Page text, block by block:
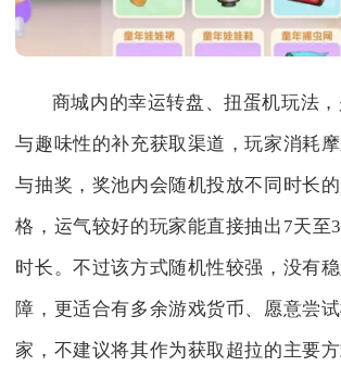
商城内的幸运转盘、扭蛋机玩法
与趣味性的补充获取渠道，玩家消耗
与抽奖，奖池内会随机投放不同时长
格，运气较好的玩家能直接抽出7天至
时长。不过该方式随机性较强，没有
障，更适合有多余游戏货币、愿意尝
家，不建议将其作为获取超拉的主要